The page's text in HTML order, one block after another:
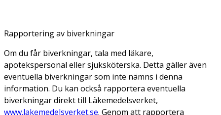
Rapportering av biverkningar
Om du får biverkningar, tala med läkare,
apotekspersonal eller sjuksköterska. Detta gäller även
eventuella biverkningar som inte nämns i denna
information. Du kan också rapportera eventuella
biverkningar direkt till Läkemedelsverket,
www.lakemedelsverket.se. Genom att rapportera